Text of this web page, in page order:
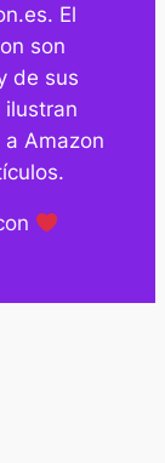
El
son
de sus
ilustran
Amazon